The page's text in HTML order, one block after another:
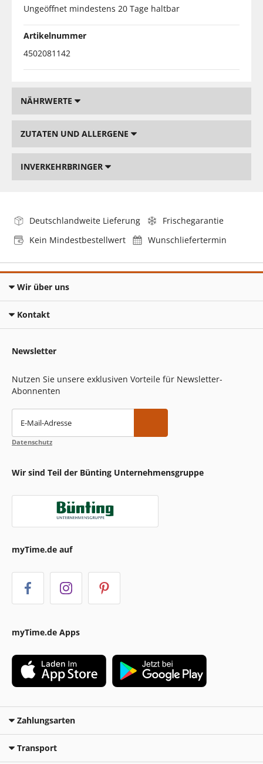
Ungeöffnet mindestens 20 Tage haltbar
Artikelnummer
4502081142
NÄHRWERTE
ZUTATEN UND ALLERGENE
INVERKEHRBRINGER
Deutschlandweite Lieferung
Frischegarantie
Kein Mindestbestellwert
Wunschliefertermin
Wir über uns
Kontakt
Newsletter
Nutzen Sie unsere exklusiven Vorteile für Newsletter-
Abonnenten
E-Mail-Adresse
Datenschutz
Wir sind Teil der Bünting Unternehmensgruppe
myTime.de auf
myTime.de Apps
Zahlungsarten
Transport